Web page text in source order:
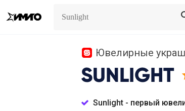
Search
Ювелирные
SUNLIGHT
Sunlight - первый